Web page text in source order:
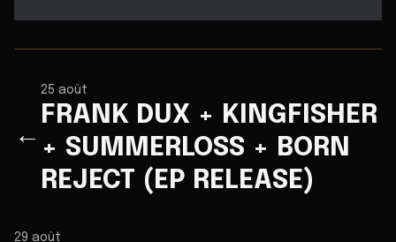
←
25 août
FRANK DUX + KINGFISHER
+ SUMMERLOSS + BORN
REJECT (EP RELEASE)
29 août